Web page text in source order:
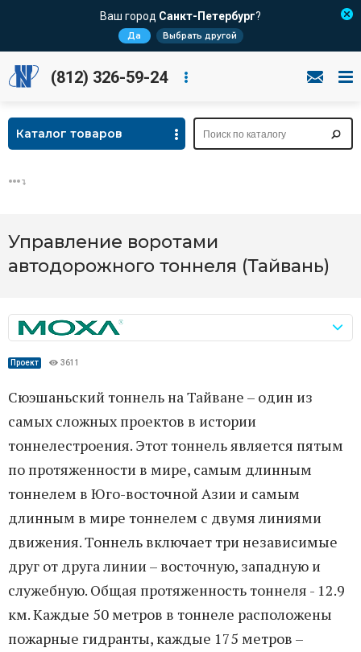
Ваш город Санкт-Петербург?
Да Выбрать другой
(812) 326-59-24
Каталог товаров
Управление воротами
автодорожного тоннеля (Тайвань)
Проект 3611
Сюэшаньский тоннель на Тайване – один из
самых сложных проектов в истории
тоннелестроения. Этот тоннель является пятым
по протяженности в мире, самым длинным
тоннелем в Юго-восточной Азии и самым
длинным в мире тоннелем с двумя линиями
движения. Тоннель включает три независимые
друг от друга линии – восточную, западную и
служебную. Общая протяженность тоннеля - 12.9
км. Каждые 50 метров в тоннеле расположены
пожарные гидранты, каждые 175 метров –